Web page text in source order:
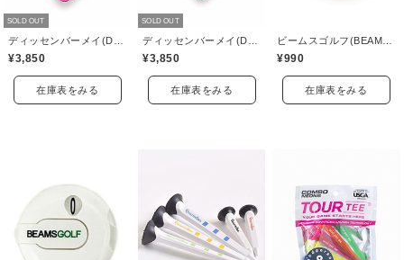
SOLD OUT
¥3,850
在庫表をみる
SOLD OUT
¥3,850
在庫表をみる
¥990
在庫表をみる